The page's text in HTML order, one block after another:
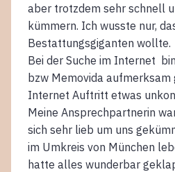
aber trotzdem sehr schnell
kümmern. Ich wusste nur,
Bestattungsgiganten wollte.
Bei der Suche im Internet
bzw Memovida aufmerksam
Internet Auftritt etwas
Meine Ansprechpartnerin
sich sehr lieb um uns
im Umkreis von München
hatte alles wunderbar